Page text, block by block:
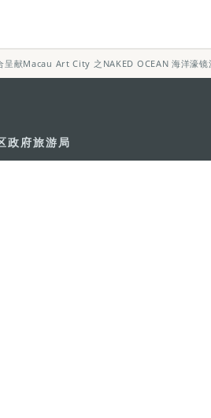
呈献Macau Art City 之NAKED OCEAN 海洋濠镜
政府旅游局